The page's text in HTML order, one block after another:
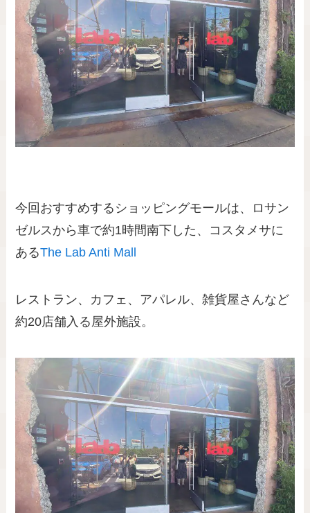
今回おすすめするショッピングモールは、ロサン
ゼルスから車で約1時間南下した、コスタメサに
あるThe Lab Anti Mall
レストラン、カフェ、アパレル、雑貨屋さんなど
約20店舗入る屋外施設。